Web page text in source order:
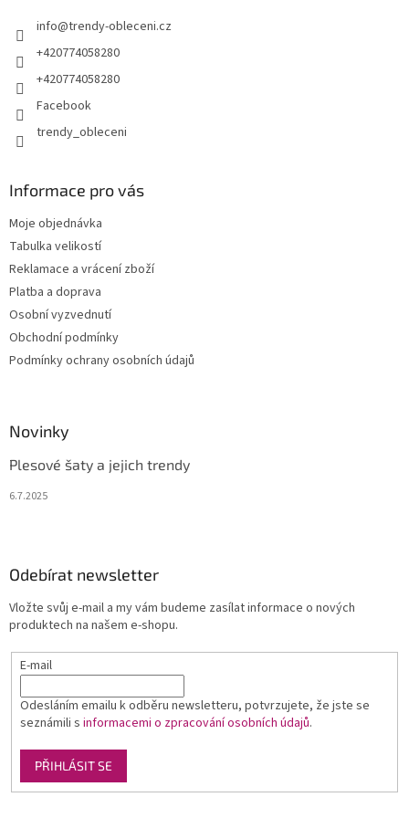
info@trendy-obleceni.cz
+420774058280
+420774058280
Facebook
trendy_obleceni
Informace pro vás
Moje objednávka
Tabulka velikostí
Reklamace a vrácení zboží
Platba a doprava
Osobní vyzvednutí
Obchodní podmínky
Podmínky ochrany osobních údajů
Novinky
Plesové šaty a jejich trendy
6.7.2025
Odebírat newsletter
Vložte svůj e-mail a my vám budeme zasílat informace o nových
produktech na našem e-shopu.
E-mail
Odesláním emailu k odběru newsletteru, potvrzujete, že jste se
seznámili s informacemi o zpracování osobních údajů.
PŘIHLÁSIT SE